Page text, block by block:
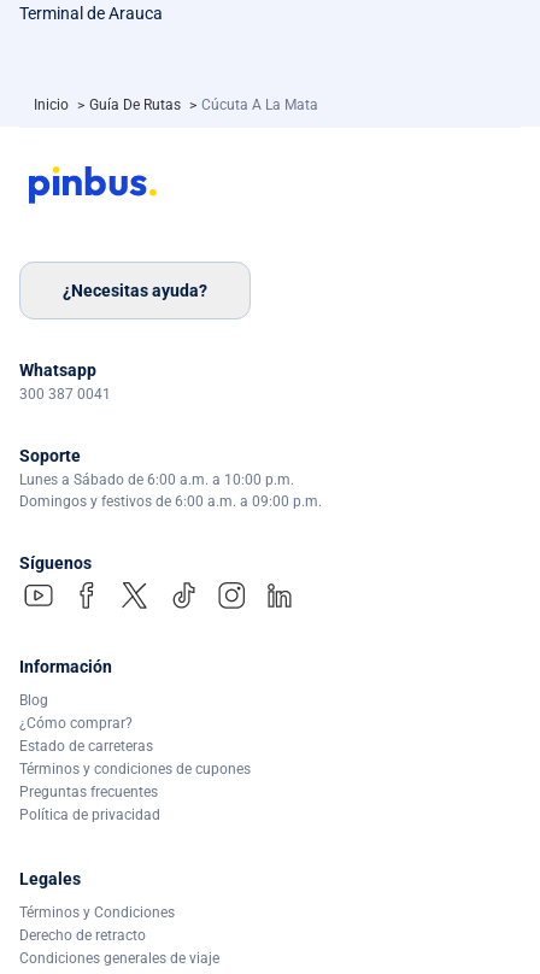
Terminal de Arauca
Inicio > Guía De Rutas > Cúcuta A La Mata
¿Necesitas ayuda?
Whatsapp
300 387 0041
Soporte
Lunes a Sábado de 6:00 a.m. a 10:00 p.m.
Domingos y festivos de 6:00 a.m. a 09:00 p.m.
Síguenos
Información
Blog
¿Cómo comprar?
Estado de carreteras
Términos y condiciones de cupones
Preguntas frecuentes
Política de privacidad
Legales
Términos y Condiciones
Derecho de retracto
Condiciones generales de viaje